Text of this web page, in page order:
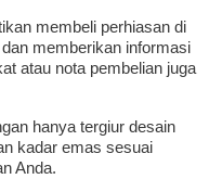
membeli perhiasan di
memberikan informasi
atau nota pembelian juga
hanya tergiur desain
kadar emas sesuai
Anda.